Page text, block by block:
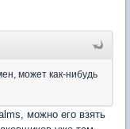
может как-нибудь
можно его взять